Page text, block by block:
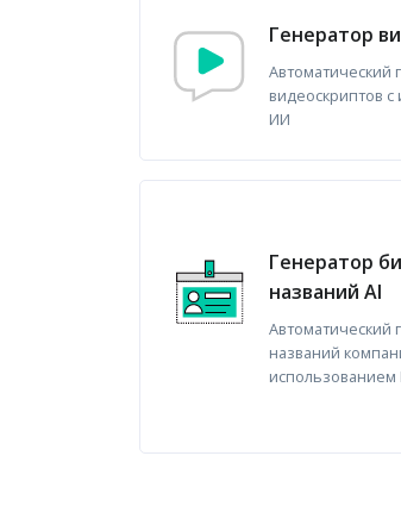
Генератор
Автоматический
видеоскриптов
ИИ
Генератор
названий AI
Автоматический
названий
использованием